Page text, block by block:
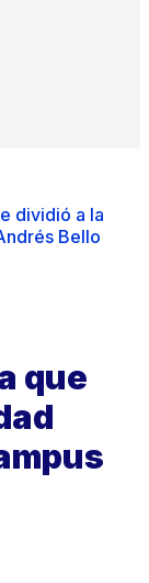
dividió a la
Bello
que